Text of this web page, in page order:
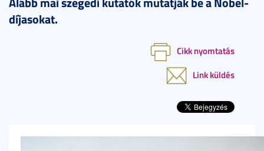
díjasokat.
Cikk nyomtatás
Link küldés